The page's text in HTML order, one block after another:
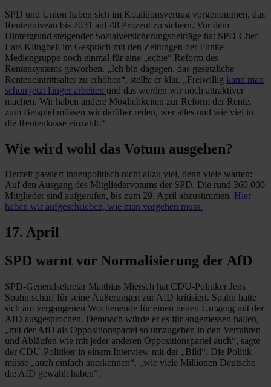
SPD und Union haben sich im Koalitionsvertrag vorgenommen, das
Rentenniveau bis 2031 auf 48 Prozent zu sichern. Vor dem
Hintergrund steigender Sozialversicherungsbeiträge hat SPD-Chef
Lars Klingbeil im Gespräch mit den Zeitungen der Funke
Mediengruppe noch einmal für eine „echte“ Reform des
Rentensystems geworben. „Ich bin dagegen, das gesetzliche
Renteneintrittsalter zu erhöhen“, stellte er klar. „Freiwillig kann man
schon jetzt länger arbeiten und das werden wir noch attraktiver
machen. Wir haben andere Möglichkeiten zur Reform der Rente,
zum Beispiel müssen wir darüber reden, wer alles und wie viel in
die Rentenkasse einzahlt.“
Wie wird wohl das Votum ausgehen?
Derzeit passiert innenpolitisch nicht allzu viel, denn viele warten:
Auf den Ausgang des Mitgliedervotums der SPD. Die rund 360.000
Mitglieder sind aufgerufen, bis zum 29. April abzustimmen. Hier
haben wir aufgeschrieben, wie man vorgehen muss.
17. April
SPD warnt vor Normalisierung der AfD
SPD-Generalsekretär Matthias Miersch hat CDU-Politiker Jens
Spahn scharf für seine Äußerungen zur AfD kritisiert. Spahn hatte
sich am vergangenen Wochenende für einen neuen Umgang mit der
AfD ausgesprochen. Demnach würde er es für angemessen halten,
„mit der AfD als Oppositionspartei so umzugehen in den Verfahren
und Abläufen wie mit jeder anderen Oppositionspartei auch“, sagte
der CDU-Politiker in einem Interview mit der „Bild“. Die Politik
müsse „auch einfach anerkennen“, „wie viele Millionen Deutsche
die AfD gewählt haben“.